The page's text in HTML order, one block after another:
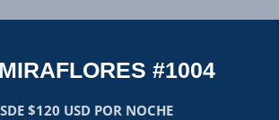
#1004
$120 USD POR NOCHE